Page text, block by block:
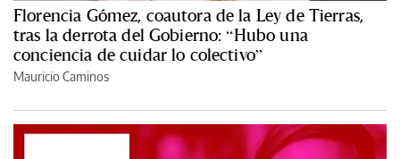
Florencia Gómez, coautora de la Ley de Tierras,
tras la derrota del Gobierno: “Hubo una
conciencia de cuidar lo colectivo”
Mauricio Caminos